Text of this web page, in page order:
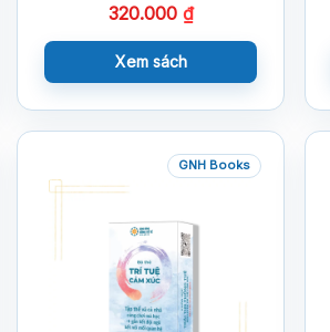
320.000 ₫
Xem sách
GNH Books